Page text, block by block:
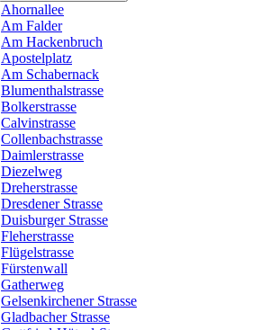
Ahornallee
Am Falder
Am Hackenbruch
Apostelplatz
Am Schabernack
Blumenthalstrasse
Bolkerstrasse
Calvinstrasse
Collenbachstrasse
Daimlerstrasse
Diezelweg
Dreherstrasse
Dresdener Strasse
Duisburger Strasse
Fleherstrasse
Flügelstrasse
Fürstenwall
Gatherweg
Gelsenkirchener Strasse
Gladbacher Strasse